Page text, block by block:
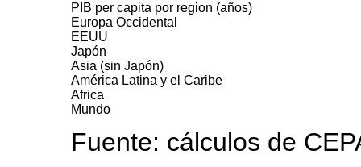
PIB per capita por region (años)
Europa Occidental
EEUU
Japón
Asia (sin Japón)
América Latina y el Caribe
Africa
Mundo
Fuente: cálculos de